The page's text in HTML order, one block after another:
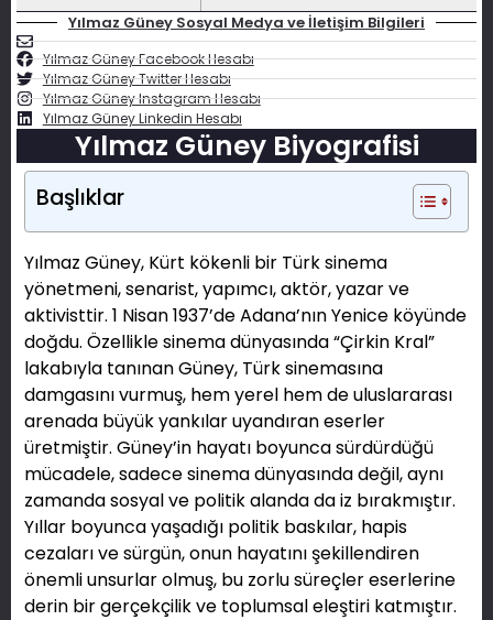
Yılmaz Güney Sosyal Medya ve İletişim Bilgileri
Yılmaz Güney Facebook Hesabı
Yılmaz Güney Twitter Hesabı
Yılmaz Güney Instagram Hesabı
Yılmaz Güney Linkedin Hesabı
Yılmaz Güney Biyografisi
Başlıklar
Yılmaz Güney, Kürt kökenli bir Türk sinema
yönetmeni, senarist, yapımcı, aktör, yazar ve
aktivisttir. 1 Nisan 1937’de Adana’nın Yenice köyünde
doğdu. Özellikle sinema dünyasında “Çirkin Kral”
lakabıyla tanınan Güney, Türk sinemasına
damgasını vurmuş, hem yerel hem de uluslararası
arenada büyük yankılar uyandıran eserler
üretmiştir. Güney’in hayatı boyunca sürdürdüğü
mücadele, sadece sinema dünyasında değil, aynı
zamanda sosyal ve politik alanda da iz bırakmıştır.
Yıllar boyunca yaşadığı politik baskılar, hapis
cezaları ve sürgün, onun hayatını şekillendiren
önemli unsurlar olmuş, bu zorlu süreçler eserlerine
derin bir gerçekçilik ve toplumsal eleştiri katmıştır.